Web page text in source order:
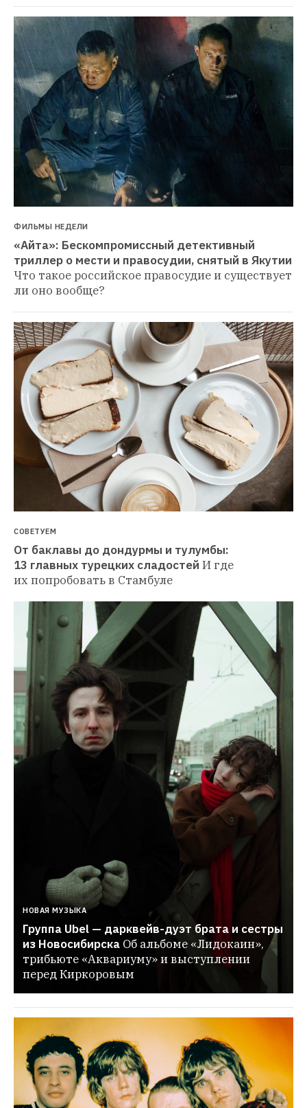
ФИЛЬМЫ НЕДЕЛИ
«Айта»: Бескомпромиссный детективный
триллер о мести и правосудии, снятый в Якутии
Что такое российское правосудие и существует
ли оно вообще?
СОВЕТУЕМ
От баклавы до дондурмы и тулумбы:
13 главных турецких сладостей И где
их попробовать в Стамбуле
НОВАЯ МУЗЫКА
Группа Ubel — дарквейв-дуэт брата и сестры
из Новосибирска Об альбоме «Лидокаин»,
трибьюте «Аквариуму» и выступлении
перед Киркоровым